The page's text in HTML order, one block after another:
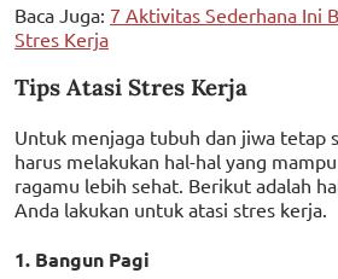
Baca Juga: 7 Aktivitas Sederhana Ini
Stres Kerja
Tips Atasi Stres Kerja
Untuk menjaga tubuh dan jiwa tetap
harus melakukan hal-hal yang
ragamu lebih sehat. Berikut adalah
Anda lakukan untuk atasi stres kerja.
1. Bangun Pagi